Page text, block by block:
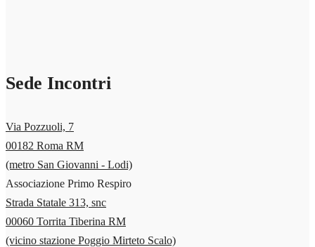
Sede Incontri
Via Pozzuoli, 7
00182 Roma RM
(metro San Giovanni - Lodi)
Associazione Primo Respiro
Strada Statale 313, snc
00060 Torrita Tiberina RM
(vicino stazione Poggio Mirteto Scalo)